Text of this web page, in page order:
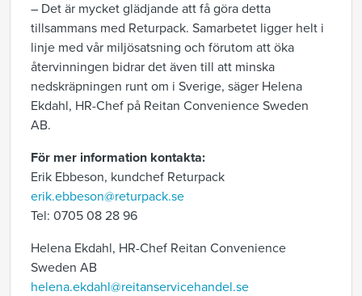
– Det är mycket glädjande att få göra detta
tillsammans med Returpack. Samarbetet ligger helt i
linje med vår miljösatsning och förutom att öka
återvinningen bidrar det även till att minska
nedskräpningen runt om i Sverige, säger Helena
Ekdahl, HR-Chef på Reitan Convenience Sweden
AB.
För mer information kontakta:
Erik Ebbeson, kundchef Returpack
erik.ebbeson@returpack.se
Tel: 0705 08 28 96
Helena Ekdahl, HR-Chef Reitan Convenience
Sweden AB
helena.ekdahl@reitanservicehandel.se